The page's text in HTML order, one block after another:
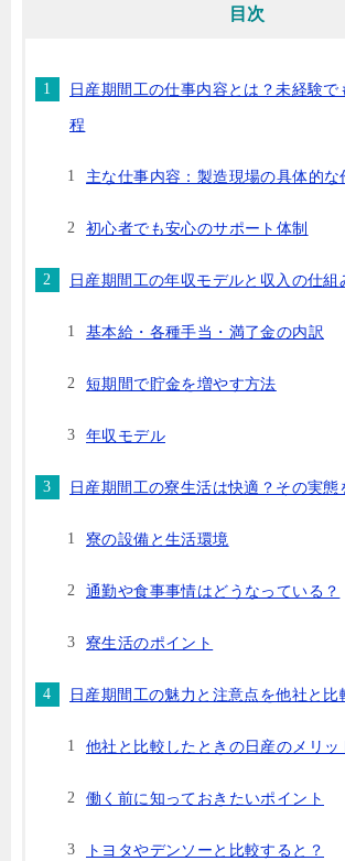
目次
日産期間工の仕事内容とは？未経験で
程
主な仕事内容：製造現場の具体的な
初心者でも安心のサポート体制
日産期間工の年収モデルと収入の仕組
基本給・各種手当・満了金の内訳
短期間で貯金を増やす方法
年収モデル
日産期間工の寮生活は快適？その実態
寮の設備と生活環境
通勤や食事事情はどうなっている？
寮生活のポイント
日産期間工の魅力と注意点を他社と比
他社と比較したときの日産のメリッ
働く前に知っておきたいポイント
トヨタやデンソーと比較すると？